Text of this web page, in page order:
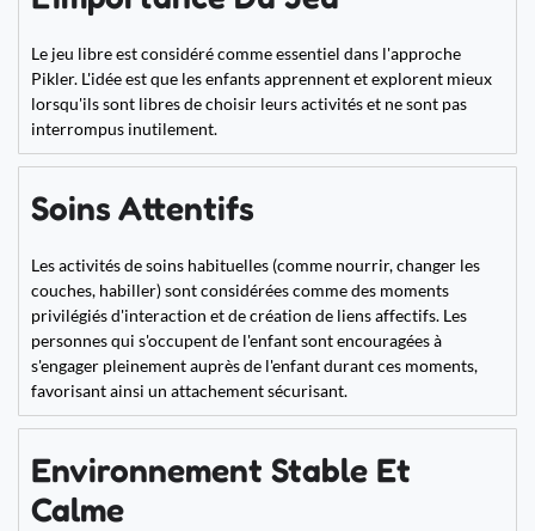
Le jeu libre est considéré comme essentiel dans l'approche
Pikler. L'idée est que les enfants apprennent et explorent mieux
lorsqu'ils sont libres de choisir leurs activités et ne sont pas
interrompus inutilement.
Soins Attentifs
Les activités de soins habituelles (comme nourrir, changer les
couches, habiller) sont considérées comme des moments
privilégiés d'interaction et de création de liens affectifs. Les
personnes qui s'occupent de l'enfant sont encouragées à
s'engager pleinement auprès de l'enfant durant ces moments,
favorisant ainsi un attachement sécurisant.
Environnement Stable Et
Calme